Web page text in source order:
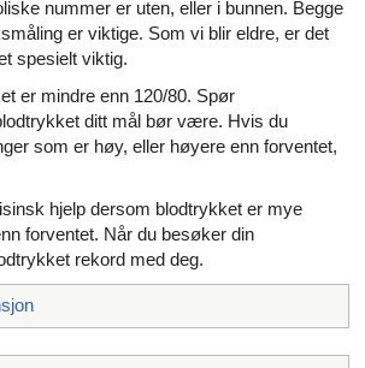
nummer er uten, eller i bunnen. Begge
er viktige. Som vi blir eldre, er det
spesielt viktig.
er mindre enn 120/80. Spør
ditt mål bør være. Hvis du
som er høy, eller høyere enn forventet,
hjelp dersom blodtrykket er mye
forventet. Når du besøker din
rekord med deg.